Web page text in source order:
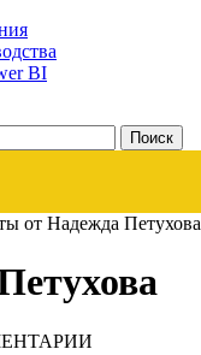
BI
от Надежда Петухова